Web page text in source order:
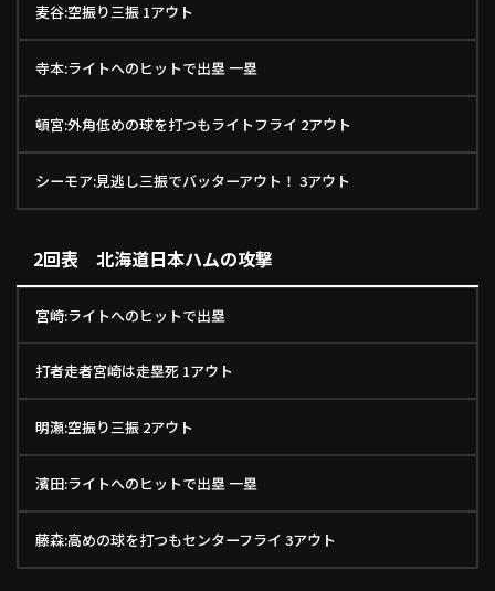
利用規約 プライバシーポリシー
特定商取引法の表示 アルバイト募集（別ウィンドウで開く
動画を検索（選手・チーム・プレー内容…）
麦谷:空振り三振 1アウト
寺本:ライトへのヒットで出塁 一塁
頓宮:外角低めの球を打つもライトフライ 2アウト
シーモア:見逃し三振でバッターアウト！ 3アウト
2回表 北海道日本ハムの攻撃
宮崎:ライトへのヒットで出塁
打者走者宮崎は走塁死 1アウト
明瀬:空振り三振 2アウト
濱田:ライトへのヒットで出塁 一塁
藤森:高めの球を打つもセンターフライ 3アウト